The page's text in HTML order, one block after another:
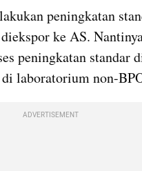
peningkatan
ke AS.
peningkatan standar
laboratorium non-
ADVERTISEMENT